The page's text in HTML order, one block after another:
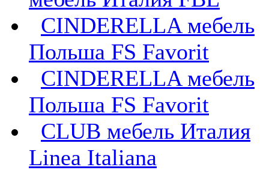
CINDERELLA мебель
Польша FS Favorit
CINDERELLA мебель
Польша FS Favorit
CLUB мебель Италия
Linea Italiana